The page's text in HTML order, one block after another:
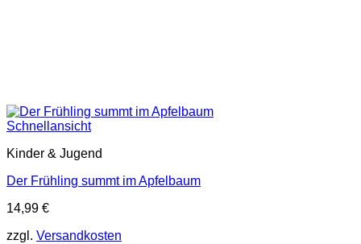
Schnellansicht
Kinder & Jugend
Der Frühling summt im Apfelbaum
14,99 €
zzgl. Versandkosten